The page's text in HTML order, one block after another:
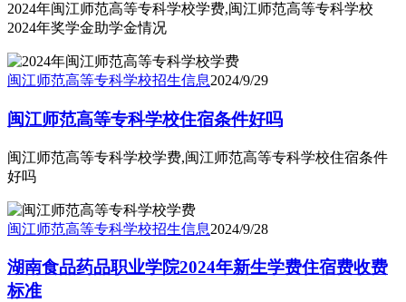
2024年闽江师范高等专科学校学费,闽江师范高等专科学校
2024年奖学金助学金情况
闽江师范高等专科学校招生信息2024/9/29
闽江师范高等专科学校住宿条件好吗
闽江师范高等专科学校学费,闽江师范高等专科学校住宿条件
好吗
闽江师范高等专科学校招生信息2024/9/28
湖南食品药品职业学院2024年新生学费住宿费收费
标准